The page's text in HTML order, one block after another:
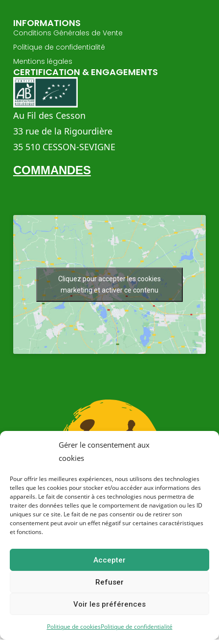
Gérer le consentement aux
cookies
Pour offrir les meilleures expériences, nous utilisons des technologies
telles que les cookies pour stocker et/ou accéder aux informations des
appareils. Le fait de consentir à ces technologies nous permettra de
traiter des données telles que le comportement de navigation ou les ID
uniques sur ce site. Le fait de ne pas consentir ou de retirer son
consentement peut avoir un effet négatif sur certaines caractéristiques
et fonctions.
Accepter
Refuser
Voir les préférences
Politique de cookiesPolitique de confidentialité
Producteurs de légumes bio en Bretagne à Cesson-
Sévigné (35)
INFORMATIONS
Conditions Générales de Vente
Politique de confidentialité
Mentions légales
CERTIFICATION & ENGAGEMENTS
Au Fil des Cesson
33 rue de la Rigourdière
35 510 CESSON-SEVIGNE
COMMANDES
Cliquez pour accepter les cookies
marketing et activer ce contenu